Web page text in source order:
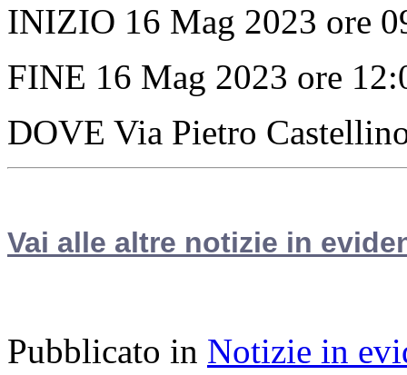
INIZIO 16 Mag 2023 ore
FINE 16 Mag 2023 ore
DOVE Via Pietro
Vai alle altre notizie in
Pubblicato in Notizie in